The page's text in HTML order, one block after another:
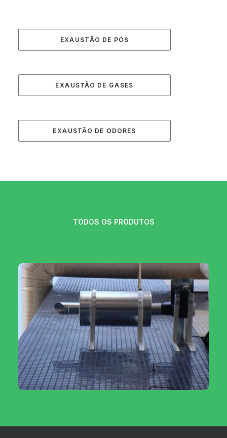
EXAUSTÃO DE PÓS
EXAUSTÃO DE GASES
EXAUSTÃO DE ODORES
TODOS OS PRODUTOS